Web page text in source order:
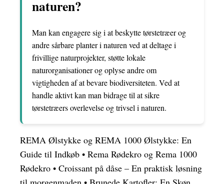
naturen?
Man kan engagere sig i at beskytte tørstetræer og
andre sårbare planter i naturen ved at deltage i
frivillige naturprojekter, støtte lokale
naturorganisationer og oplyse andre om
vigtigheden af at bevare biodiversiteten. Ved at
handle aktivt kan man bidrage til at sikre
tørstetræers overlevelse og trivsel i naturen.
REMA Ølstykke og REMA 1000 Ølstykke: En
Guide til Indkøb • Rema Rødekro og Rema 1000
Rødekro • Croissant på dåse – En praktisk løsning